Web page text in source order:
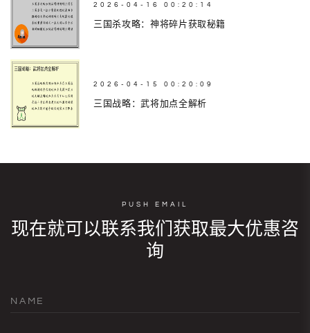
2026-04-16 00:20:14
三国杀攻略：神将碎片获取秘籍
2026-04-15 00:20:09
三国战略：武将加点全解析
PUSH EMAIL
现在就可以联系我们获取最大优惠咨
询
NAME